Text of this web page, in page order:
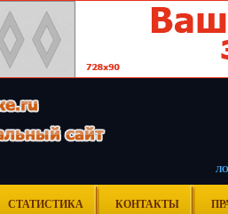
СТАТИСТИКА КОНТАКТЫ